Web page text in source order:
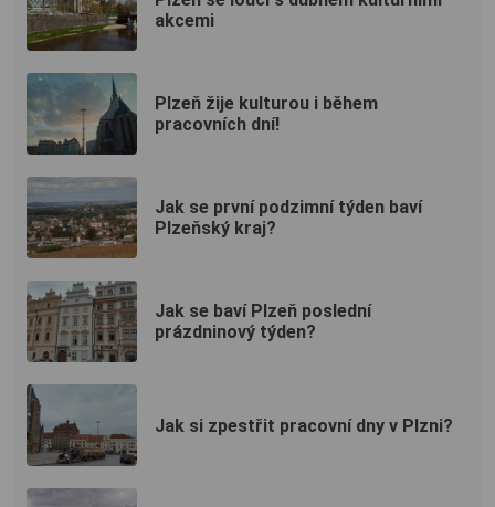
akcemi
Plzeň žije kulturou i během
pracovních dní!
Jak se první podzimní týden baví
Plzeňský kraj?
Jak se baví Plzeň poslední
prázdninový týden?
Jak si zpestřit pracovní dny v Plzni?